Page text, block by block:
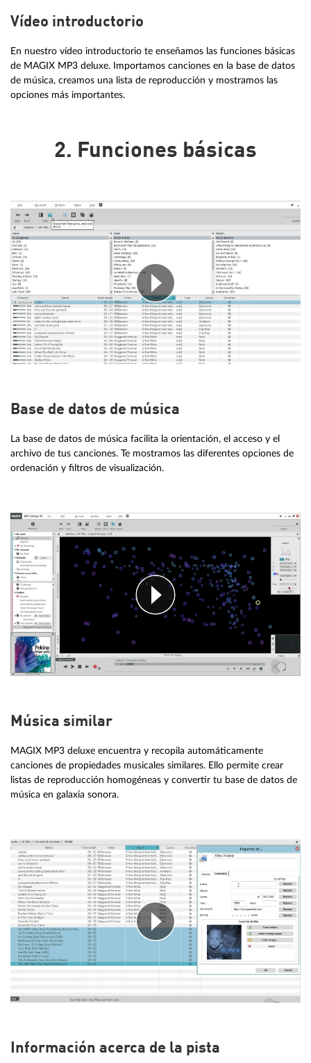
Vídeo introductorio
En nuestro vídeo introductorio te enseñamos las funciones básicas
de MAGIX MP3 deluxe. Importamos canciones en la base de datos
de música, creamos una lista de reproducción y mostramos las
opciones más importantes.
2. Funciones básicas
Base de datos de música
La base de datos de música facilita la orientación, el acceso y el
archivo de tus canciones. Te mostramos las diferentes opciones de
ordenación y filtros de visualización.
Música similar
MAGIX MP3 deluxe encuentra y recopila automáticamente
canciones de propiedades musicales similares. Ello permite crear
listas de reproducción homogéneas y convertir tu base de datos de
música en galaxia sonora.
Información acerca de la pista